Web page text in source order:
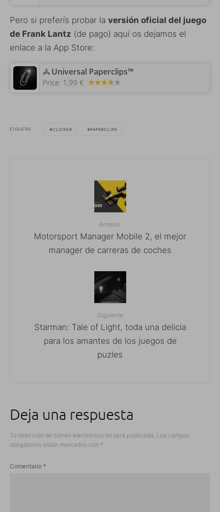
Pero si preferís probar la versión oficial del juego
de Frank Lantz (de pago) aquí os dejamos el
enlace a la App Store:
‎Universal Paperclips™
Price: 1,99 €
ETIQUETAS CLICKER PAPERCLIPS
Anterior
Motorsport Manager Mobile 2, el mejor
manager de carreras de coches
Siguiente
Starman: Tale of Light, toda una delicia
para los amantes de los juegos de
puzles
Deja una respuesta
Tu dirección de correo electrónico no será publicada. Los campos
obligatorios están marcados con *
Comentario *